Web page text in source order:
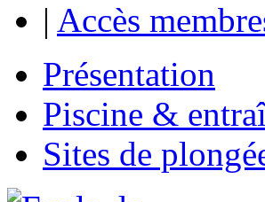
| Accès
Présentation
Piscine &
Sites de